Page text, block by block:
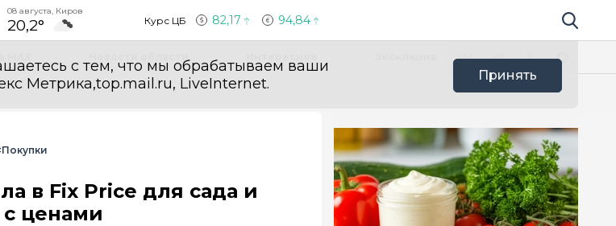
08 августа, Киров
20,2° Курс ЦБ 82,17 94,84 Поиск по
с тем, что мы обрабатываем ваши
Метрика,top.mail.ru, LiveInternet.
Принять
в Fix Price для сада и
ценами